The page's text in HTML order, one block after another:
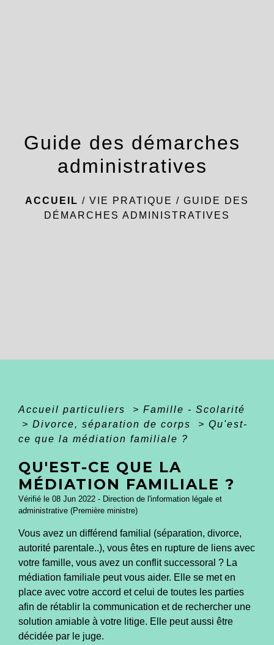
Guide des démarches
administratives
ACCUEIL / VIE PRATIQUE / GUIDE DES
DÉMARCHES ADMINISTRATIVES
Accueil particuliers > Famille - Scolarité
> Divorce, séparation de corps > Qu'est-
ce que la médiation familiale ?
QU'EST-CE QUE LA
MÉDIATION FAMILIALE ?
Vérifié le 08 Jun 2022 - Direction de l'information légale et
administrative (Première ministre)
Vous avez un différend familial (séparation, divorce,
autorité parentale..), vous êtes en rupture de liens avec
votre famille, vous avez un conflit successoral ? La
médiation familiale peut vous aider. Elle se met en
place avec votre accord et celui de toutes les parties
afin de rétablir la communication et de rechercher une
solution amiable à votre litige. Elle peut aussi être
décidée par le juge.